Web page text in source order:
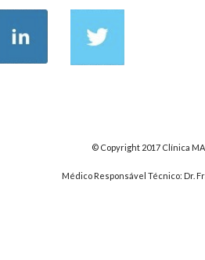
© Copyright 2017 Clínica
Médico Responsável Técnico: Dr.